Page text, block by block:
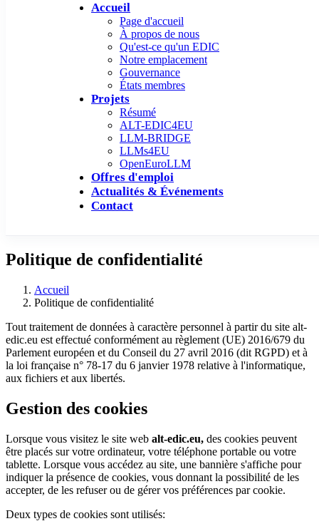
Accueil
Page d'accueil
À propos de nous
Qu'est-ce qu'un EDIC
Notre emplacement
Gouvernance
États membres
Projets
Résumé
ALT-EDIC4EU
LLM-BRIDGE
LLMs4EU
OpenEuroLLM
Offres d'emploi
Actualités & Événements
Contact
Politique de confidentialité
Accueil
Politique de confidentialité
Tout traitement de données à caractère personnel à partir du site alt-
edic.eu est effectué conformément au règlement (UE) 2016/679 du
Parlement européen et du Conseil du 27 avril 2016 (dit RGPD) et à
la loi française n° 78-17 du 6 janvier 1978 relative à l'informatique,
aux fichiers et aux libertés.
Gestion des cookies
Lorsque vous visitez le site web alt-edic.eu, des cookies peuvent
être placés sur votre ordinateur, votre téléphone portable ou votre
tablette. Lorsque vous accédez au site, une bannière s'affiche pour
indiquer la présence de cookies, vous donnant la possibilité de les
accepter, de les refuser ou de gérer vos préférences par cookie.
Deux types de cookies sont utilisés: